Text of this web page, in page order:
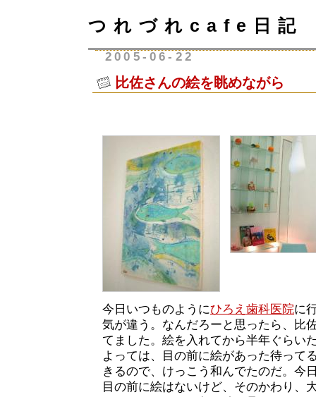
つれづれcafe日記
2005-06-22
比佐さんの絵を眺めながら
今日いつものようにひろえ歯科医院に
気が違う。なんだろーと思ったら、比
てました。絵を入れてから半年ぐらい
よっては、目の前に絵があった待って
きるので、けっこう和んでたのだ。今
目の前に絵はないけど、そのかわり、